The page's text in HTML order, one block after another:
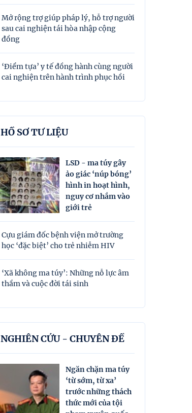
Mở rộng trợ giúp pháp lý, hỗ trợ người
sau cai nghiện tái hòa nhập cộng
đồng
‘Điểm tựa’ y tế đồng hành cùng người
cai nghiện trên hành trình phục hồi
HỒ SƠ TƯ LIỆU
LSD - ma túy gây
ảo giác ‘núp bóng’
hình in hoạt hình,
nguy cơ nhắm vào
giới trẻ
Cựu giám đốc bệnh viện mở trường
học ‘đặc biệt’ cho trẻ nhiễm HIV
‘Xã không ma túy’: Những nỗ lực âm
thầm và cuộc đời tái sinh
NGHIÊN CỨU - CHUYÊN ĐỀ
Ngăn chặn ma túy
‘từ sớm, từ xa’
trước những thách
thức mới của tội